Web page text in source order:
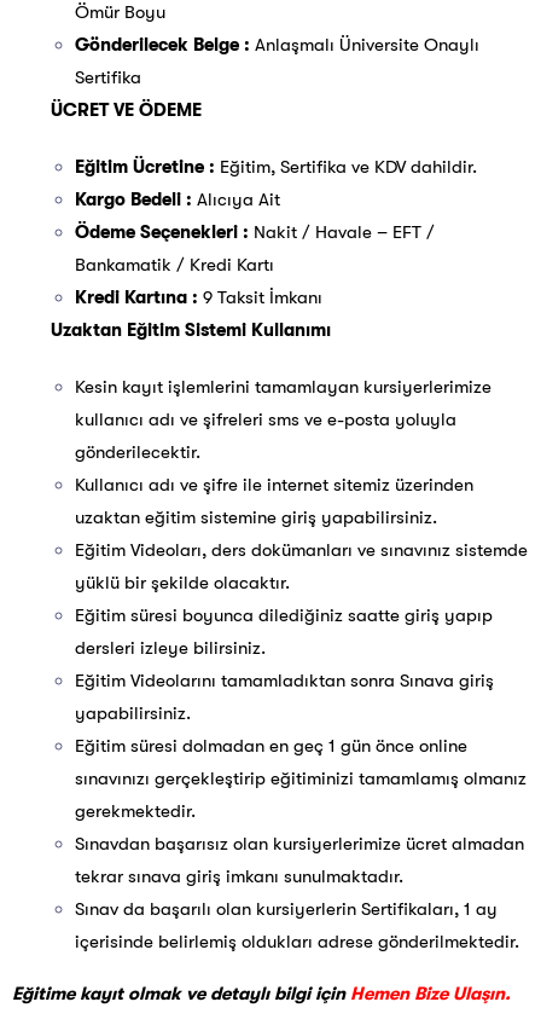
Ömür Boyu
Gönderilecek Belge : Anlaşmalı Üniversite Onaylı
Sertifika
ÜCRET VE ÖDEME
Eğitim Ücretine : Eğitim, Sertifika ve KDV dahildir.
Kargo Bedeli : Alıcıya Ait
Ödeme Seçenekleri : Nakit / Havale – EFT /
Bankamatik / Kredi Kartı
Kredi Kartına : 9 Taksit İmkanı
Uzaktan Eğitim Sistemi Kullanımı
Kesin kayıt işlemlerini tamamlayan kursiyerlerimize
kullanıcı adı ve şifreleri sms ve e-posta yoluyla
gönderilecektir.
Kullanıcı adı ve şifre ile internet sitemiz üzerinden
uzaktan eğitim sistemine giriş yapabilirsiniz.
Eğitim Videoları, ders dokümanları ve sınavınız sistemde
yüklü bir şekilde olacaktır.
Eğitim süresi boyunca dilediğiniz saatte giriş yapıp
dersleri izleye bilirsiniz.
Eğitim Videolarını tamamladıktan sonra Sınava giriş
yapabilirsiniz.
Eğitim süresi dolmadan en geç 1 gün önce online
sınavınızı gerçekleştirip eğitiminizi tamamlamış olmanız
gerekmektedir.
Sınavdan başarısız olan kursiyerlerimize ücret almadan
tekrar sınava giriş imkanı sunulmaktadır.
Sınav da başarılı olan kursiyerlerin Sertifikaları, 1 ay
içerisinde belirlemiş oldukları adrese gönderilmektedir.
Eğitime kayıt olmak ve detaylı bilgi için Hemen Bize Ulaşın.